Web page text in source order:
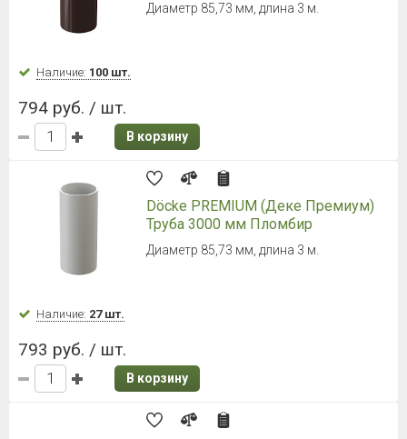
Диаметр 85,73 мм, длина 3 м.
Наличие: 100 шт.
794 руб. / шт.
В корзину
Döcke PREMIUM (Деке Премиум)
Труба 3000 мм Пломбир
Диаметр 85,73 мм, длина 3 м.
Наличие: 27 шт.
793 руб. / шт.
В корзину